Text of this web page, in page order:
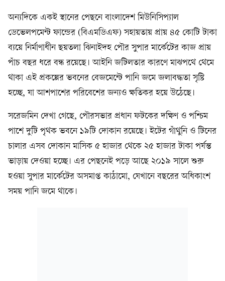
অন্যদিকে একই স্থানের পেছনে বাংলাদেশ মিউনিসিপ্যাল
ডেভেলপমেন্ট ফান্ডের (বিএমডিএফ) সহায়তায় প্রায় ৪৫ কোটি টাকা
ব্যয়ে নির্মাণাধীন ছয়তলা ঝিনাইদহ পৌর সুপার মার্কেটের কাজ প্রায়
পাঁচ বছর ধরে বন্ধ রয়েছে। আইনি জটিলতার কারণে মাঝপথে থেমে
থাকা এই প্রকল্পের ভবনের বেজমেন্টে পানি জমে জলাবদ্ধতা সৃষ্টি
হচ্ছে, যা আশপাশের পরিবেশের জন্যও ক্ষতিকর হয়ে উঠেছে।
সরেজমিন দেখা গেছে, পৌরসভার প্রধান ফটকের দক্ষিণ ও পশ্চিম
পাশে দুটি পৃথক ভবনে ১৯টি দোকান রয়েছে। ইটের গাঁথুনি ও টিনের
চালার এসব দোকান মাসিক ৫ হাজার থেকে ২৫ হাজার টাকা পর্যন্ত
ভাড়ায় দেওয়া হচ্ছে। এর পেছনেই পড়ে আছে ২০১৯ সালে শুরু
হওয়া সুপার মার্কেটের অসমাপ্ত কাঠামো, যেখানে বছরের অধিকাংশ
সময় পানি জমে থাকে।